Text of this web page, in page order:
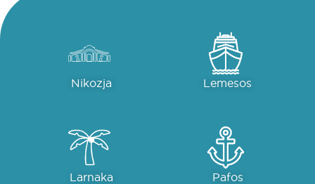
Nikozja
Larnaka
Lemesos
Pafos